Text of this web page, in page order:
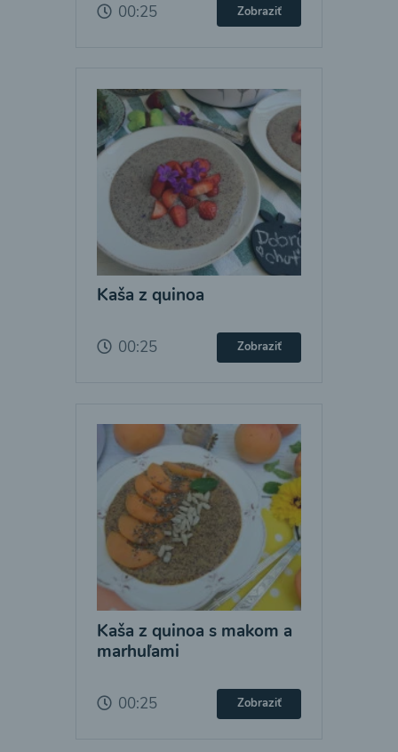
00:25 Zobraziť
Kaša z quinoa
00:25 Zobraziť
Kaša z quinoa s makom a
marhuľami
00:25 Zobraziť